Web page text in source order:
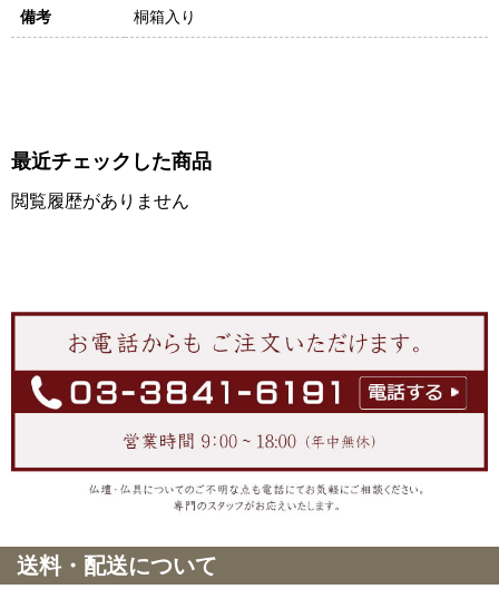
備考 桐箱入り
最近チェックした商品
閲覧履歴がありません
送料・配送について